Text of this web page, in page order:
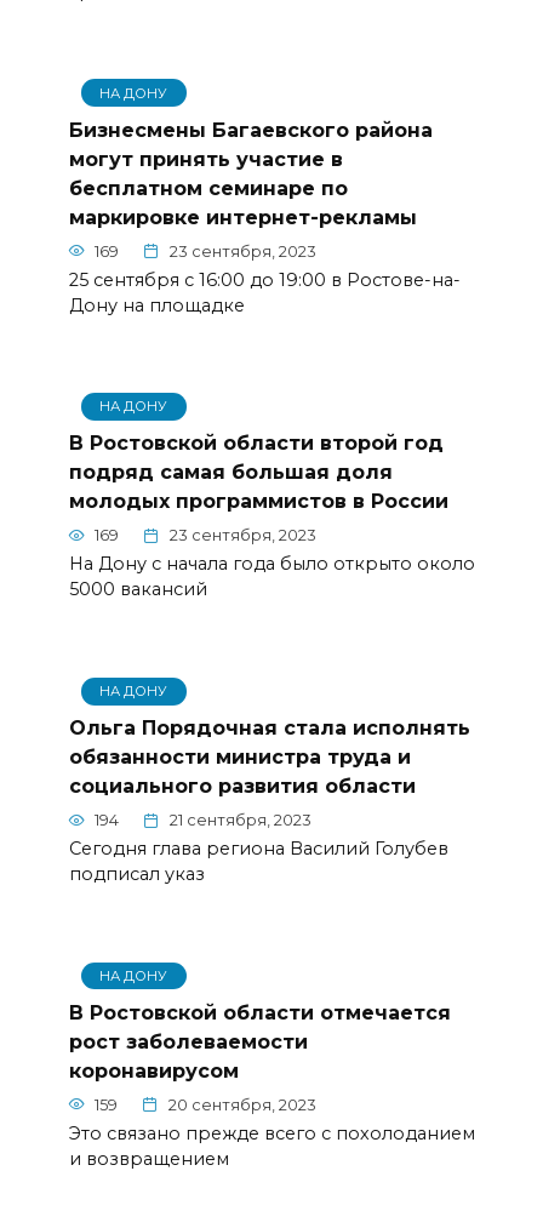
НА ДОНУ
Бизнесмены Багаевского района
могут принять участие в
бесплатном семинаре по
маркировке интернет-рекламы
169 23 сентября, 2023
25 сентября с 16:00 до 19:00 в Ростове-на-
Дону на площадке
НА ДОНУ
В Ростовской области второй год
подряд самая большая доля
молодых программистов в России
169 23 сентября, 2023
На Дону с начала года было открыто около
5000 вакансий
НА ДОНУ
Ольга Порядочная стала исполнять
обязанности министра труда и
социального развития области
194 21 сентября, 2023
Сегодня глава региона Василий Голубев
подписал указ
НА ДОНУ
В Ростовской области отмечается
рост заболеваемости
коронавирусом
159 20 сентября, 2023
Это связано прежде всего с похолоданием
и возвращением